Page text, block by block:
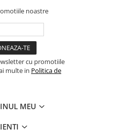
noastre
cu promotiile
multe in Politica de
MEU